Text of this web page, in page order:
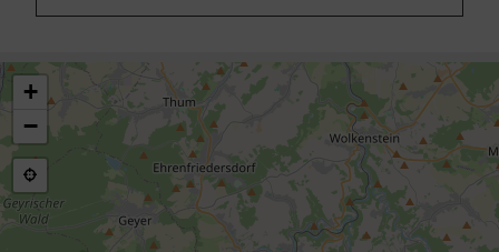
+
−